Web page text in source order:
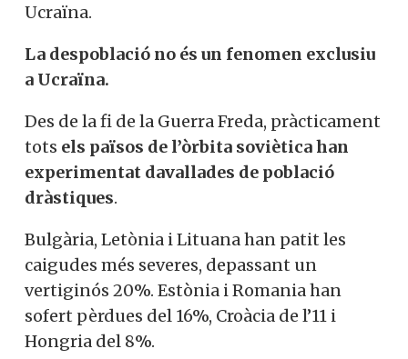
Ucraïna.
La despoblació no és un fenomen exclusiu
a Ucraïna.
Des de la fi de la Guerra Freda, pràcticament
tots els països de l’òrbita soviètica han
experimentat davallades de població
dràstiques.
Bulgària, Letònia i Lituana han patit les
caigudes més severes, depassant un
vertiginós 20%. Estònia i Romania han
sofert pèrdues del 16%, Croàcia de l’11 i
Hongria del 8%.